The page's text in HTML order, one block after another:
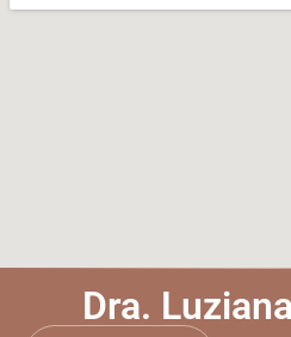
Dra.